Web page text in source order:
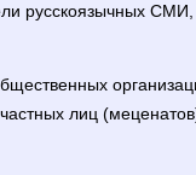
русскоязычных
лиц